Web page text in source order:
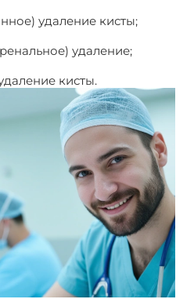
удаление кисты;
удаление;
кисты.